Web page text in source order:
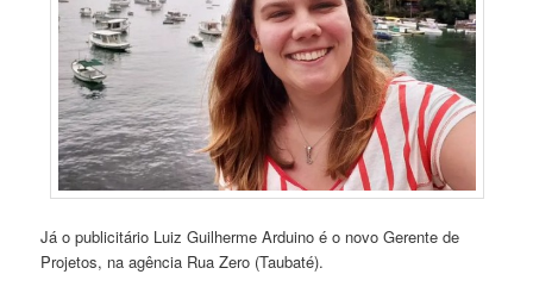
Já o publicitário Luiz Guilherme Arduino é o novo Gerente de
Projetos, na agência Rua Zero (Taubaté).